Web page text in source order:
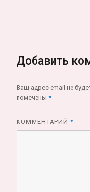
Добавить
Ваш адрес email не
помечены*
КОММЕНТАРИЙ*